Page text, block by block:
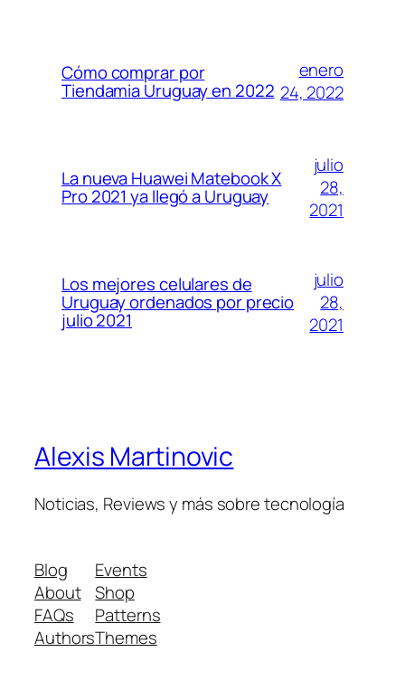
Cómo comprar por
Tiendamia Uruguay en 2022
enero
24, 2022
La nueva Huawei Matebook X
Pro 2021 ya llegó a Uruguay
julio
28,
2021
Los mejores celulares de
Uruguay ordenados por precio
julio 2021
julio
28,
2021
Alexis Martinovic
Noticias, Reviews y más sobre tecnología
Blog
About
FAQs
Authors
Events
Shop
Patterns
Themes